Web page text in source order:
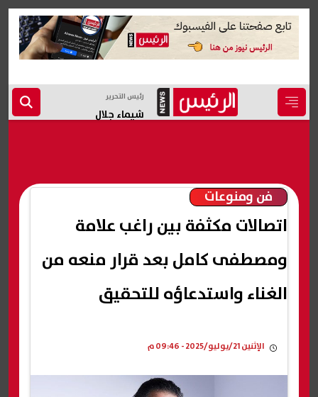
رئيس التحرير
شيماء جلال
فن ومنوعات
اتصالات مكثفة بين راغب علامة
ومصطفى كامل بعد قرار منعه من
الغناء واستدعاؤه للتحقيق
الإثنين 21/يوليو/2025 - 09:46 م